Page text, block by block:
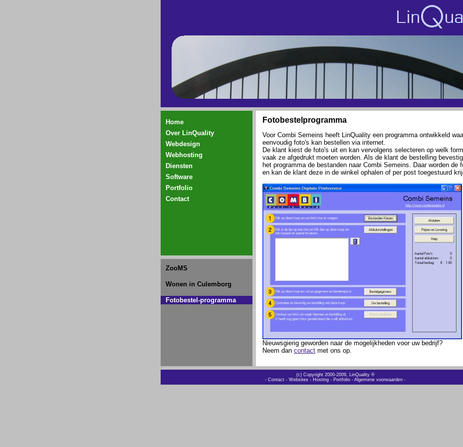
Home
Over LinQuality
Webdesign
Webhosting
Diensten
Software
Portfolio
Contact
ZooMS
Wonen in Culemborg
Fotobestel-programma
Fotobestelprogramma
Voor Combi Semeins heeft LinQuality een programma ontwikkeld
eenvoudig foto's kan bestellen via internet.
De klant kiest de foto's uit en kan vervolgens selecteren op welk
vaak ze afgedrukt moeten worden. Als de klant de bestelling
het programma de bestanden naar Combi Semeins. Daar worden de
en kan de klant deze in de winkel ophalen of per post toegestuurd
Nieuwsgierig geworden naar de mogelijkheden voor uw bedrijf?
Neem dan contact met ons op.
(c) Copyright 2000-2009, LinQuality ®
- Contact - Websites - Hosting - Portfolio - Algemene voorwaarden -